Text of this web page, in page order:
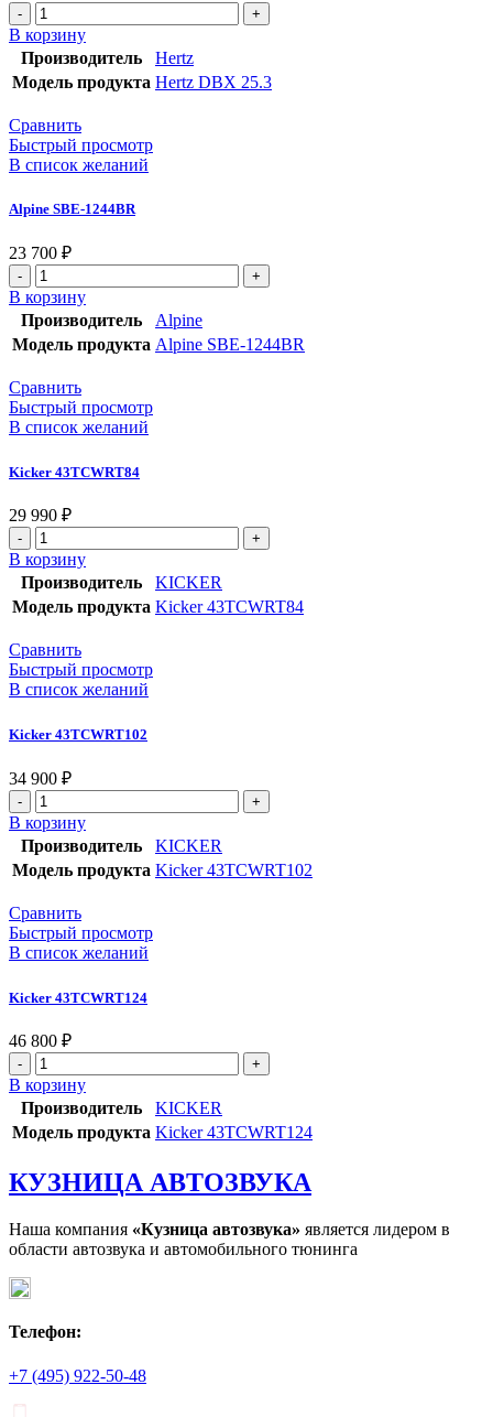
Количество
товара
Hertz
DBX
25.3
В корзину
Производитель
Hertz
Модель продукта Hertz DBX 25.3
Сравнить
Быстрый просмотр
В список желаний
Alpine SBE-1244BR
23 700 ₽
Количество
товара
Alpine
SBE-
1244BR
В корзину
Производитель
Alpine
Модель продукта Alpine SBE-1244BR
Сравнить
Быстрый просмотр
В список желаний
Kicker 43TCWRT84
29 990 ₽
Количество
товара
Kicker
43TCWRT84
В корзину
Производитель
KICKER
Модель продукта Kicker 43TCWRT84
Сравнить
Быстрый просмотр
В список желаний
Kicker 43TCWRT102
34 900 ₽
Количество
товара
Kicker
43TCWRT102
В корзину
Производитель
KICKER
Модель продукта Kicker 43TCWRT102
Сравнить
Быстрый просмотр
В список желаний
Kicker 43TCWRT124
46 800 ₽
Количество
товара
Kicker
43TCWRT124
В корзину
Производитель
KICKER
Модель продукта Kicker 43TCWRT124
КУЗНИЦА АВТОЗВУКА
Наша компания «Кузница автозвука» является лидером в
области автозвука и автомобильного тюнинга
Телефон:
+7 (495) 922-50-48